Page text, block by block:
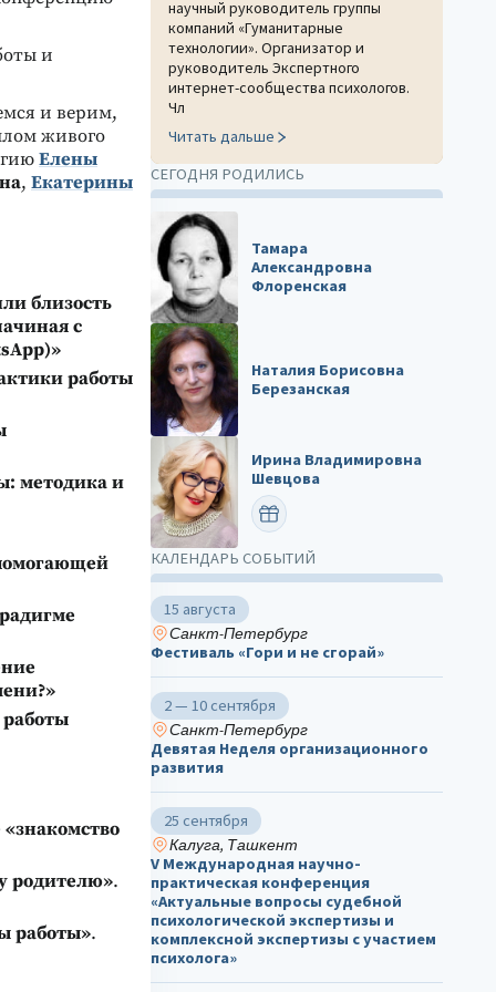
и
и верим,
живого
Елены
, Екатерины
близость
с
)»
работы
методика и
родителю».
работы».
научный руководитель группы
компаний «Гуманитарные
технологии». Организатор и
руководитель Экспертного
интернет-сообщества психологов.
Чл
Читать дальше
СЕГОДНЯ РОДИЛИСЬ
Тамара
Александровна
Флоренская
Наталия Борисовна
Березанская
Ирина Владимировна
Шевцова
ПОЗДРАВИТЬ
КАЛЕНДАРЬ СОБЫТИЙ
15 августа
Санкт-Петербург
Фестиваль «Гори и не сгорай»
2 — 10 сентября
Санкт-Петербург
Девятая Неделя организационного
развития
25 сентября
Калуга, Ташкент
V Международная научно-
практическая конференция
«Актуальные вопросы судебной
психологической экспертизы и
комплексной экспертизы с участием
психолога»